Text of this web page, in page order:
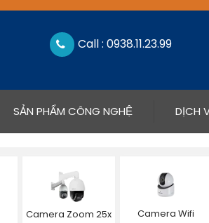
Call : 0938.11.23.99
SẢN PHẨM CÔNG NGHỆ DỊCH
Camera Zoom 25x
Camera Wifi